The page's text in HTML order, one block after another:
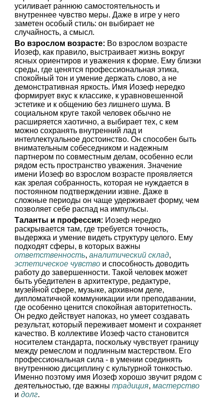
усиливает раннюю самостоятельность и
внутреннее чувство меры. Даже в игре у него
заметен особый стиль: он выбирает не
случайность, а смысл.
Во взрослом возрасте: Во взрослом возрасте
Иозеф, как правило, выстраивает жизнь вокруг
ясных ориентиров и уважения к форме. Ему близки
среды, где ценятся профессиональная этика,
спокойный тон и умение держать слово, а не
демонстративная яркость. Имя Иозеф нередко
формирует вкус к классике, к уравновешенной
эстетике и к общению без лишнего шума. В
социальном круге такой человек обычно не
расширяется хаотично, а выбирает тех, с кем
можно сохранять внутренний лад и
интеллектуальное достоинство. Он способен быть
внимательным собеседником и надежным
партнером по совместным делам, особенно если
рядом есть пространство уважения. Значение
имени Иозеф во взрослом возрасте проявляется
как зрелая собранность, которая не нуждается в
постоянном подтверждении извне. Даже в
сложные периоды он чаще удерживает форму, чем
позволяет себе распад на импульсы.
Таланты и профессия: Иозеф нередко
раскрывается там, где требуется точность,
выдержка и умение видеть структуру целого. Ему
подходят сферы, в которых важны
ответственность, аналитический склад,
эстетическое чувство и способность доводить
работу до завершенности. Такой человек может
быть убедителен в архитектуре, редактуре,
музейной сфере, музыке, архивном деле,
дипломатичной коммуникации или преподавании,
где особенно ценится спокойная авторитетность.
Он редко действует напоказ, но умеет создавать
результат, который переживает момент и сохраняет
качество. В коллективе Иозеф часто становится
носителем стандарта, поскольку чувствует границу
между ремеслом и подлинным мастерством. Его
профессиональная сила - в умении соединять
внутреннюю дисциплину с культурной тонкостью.
Именно поэтому имя Иозеф хорошо звучит рядом с
деятельностью, где важны традиция, мастерство
и долг.